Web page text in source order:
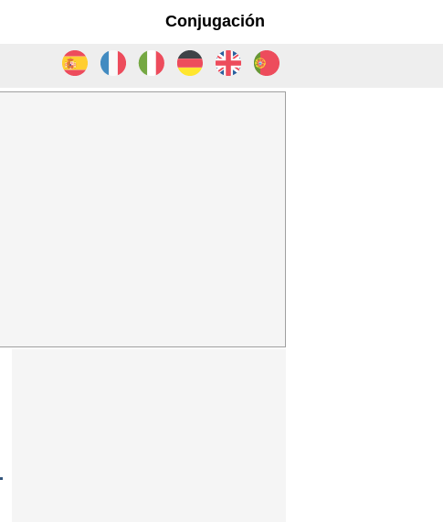
Conjugación